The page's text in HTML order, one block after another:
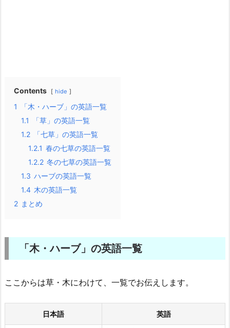
Contents hide
1
「木・ハーブ」の英語一覧
1.1
「草」の英語一覧
1.2
「七草」の英語一覧
1.2.1 春の七草の英語一覧
1.2.2 冬の七草の英語一覧
1.3 ハーブの英語一覧
1.4 木の英語一覧
2 まとめ
「木・ハーブ」の英語一覧
ここからは草・木にわけて、一覧でお伝えします。
日本語 英語